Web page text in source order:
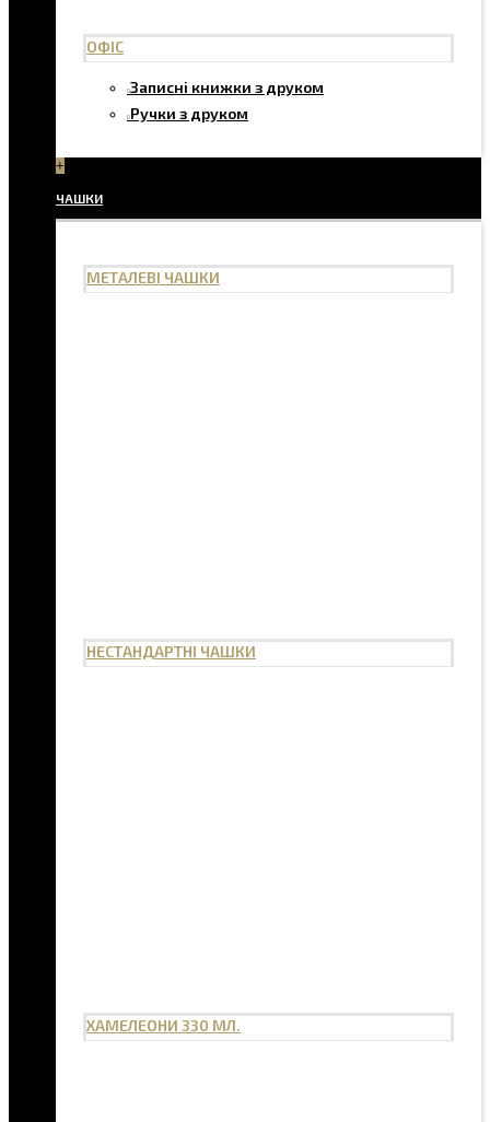
ОФІС
Записні книжки з друком
Ручки з друком
+
ЧАШКИ
МЕТАЛЕВІ ЧАШКИ
НЕСТАНДАРТНІ ЧАШКИ
ХАМЕЛЕОНИ 330 МЛ.